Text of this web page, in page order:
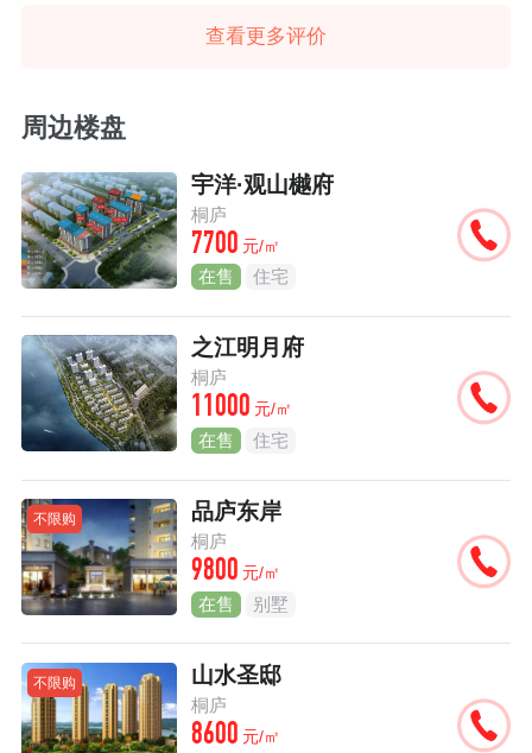
查看更多评价
周边楼盘
宇洋·观山樾府
桐庐
7700 元/㎡
在售 住宅
之江明月府
桐庐
11000 元/㎡
在售 住宅
不限购 品庐东岸
桐庐
9800 元/㎡
在售 别墅
不限购 山水圣邸
桐庐
8600 元/㎡